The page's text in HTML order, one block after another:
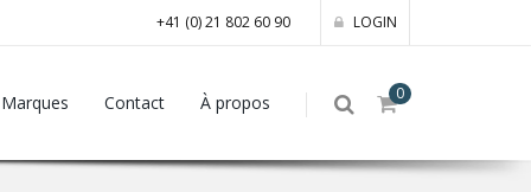
+41 (0) 21 802 60 90 LOGIN
0
Marques Contact À propos